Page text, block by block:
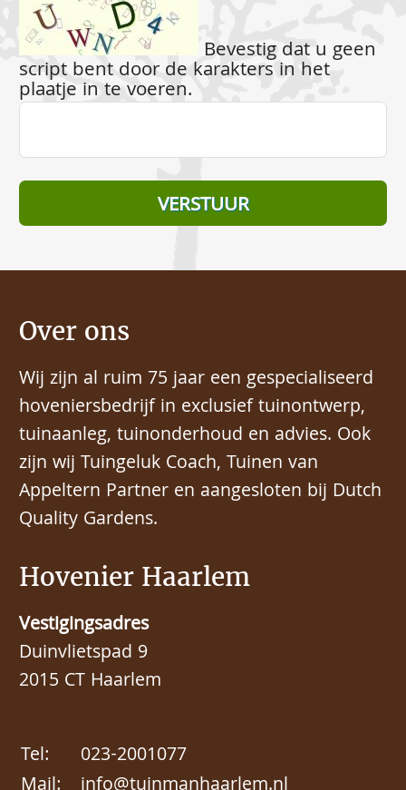
Bevestig dat u geen
script bent door de karakters in het
plaatje in te voeren.
Hovenier Haarlem
Vestigingsadres
Duinvlietspad 9
2015 CT Haarlem
Tel:
023-2001077
Over ons
Wij zijn al ruim 75 jaar een gespecialiseerd
hoveniersbedrijf in exclusief tuinontwerp,
tuinaanleg, tuinonderhoud en advies. Ook
zijn wij Tuingeluk Coach, Tuinen van
Appeltern Partner en aangesloten bij Dutch
Quality Gardens.